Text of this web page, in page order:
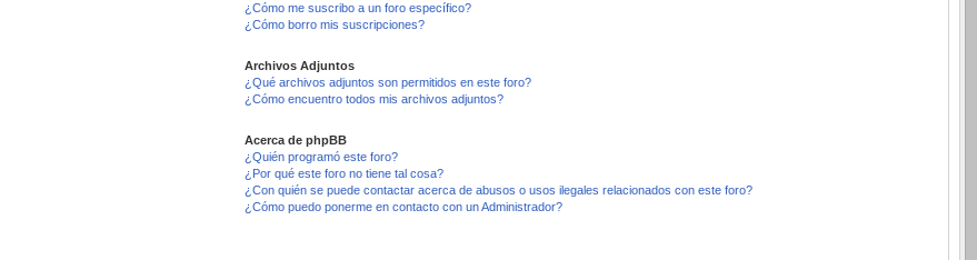
¿Cómo me suscribo a un foro específico?
¿Cómo borro mis suscripciones?
Archivos Adjuntos
¿Qué archivos adjuntos son permitidos en este foro?
¿Cómo encuentro todos mis archivos adjuntos?
Acerca de phpBB
¿Quién programó este foro?
¿Por qué este foro no tiene tal cosa?
¿Con quién se puede contactar acerca de abusos o usos ilegales relacionados con este foro?
¿Cómo puedo ponerme en contacto con un Administrador?